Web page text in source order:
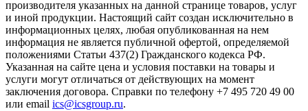
производителя указанных на данной странице товаров, услуг
и иной продукции. Настоящий сайт создан исключительно в
информационных целях, любая опубликованная на нем
информация не является публичной офертой, определяемой
положениями Статьи 437(2) Гражданского кодекса РФ.
Указанная на сайте цена и условия поставки на товары и
услуги могут отличаться от действующих на момент
заключения договора. Справки по телефону +7 495 720 49 00
или email ics@icsgroup.ru.